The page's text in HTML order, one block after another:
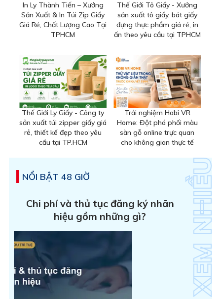
In Ly Thành Tiến – Xưởng
Sản Xuất & In Túi Zip Giấy
Giá Rẻ, Chất Lượng Cao Tại
TPHCM
Thế Giới Tô Giấy - Xưởng
sản xuất tô giấy, bát giấy
đựng thực phẩm giá rẻ, in
ấn theo yêu cầu tại TPHCM
Thế Giới Ly Giấy - Công ty
sản xuất túi zipper giấy giá
rẻ, thiết kế đẹp theo yêu
cầu tại TP.HCM
Trải nghiệm Hobi VR
Home: Đột phá phối màu
sàn gỗ online trực quan
cho không gian thực tế
NỔI BẬT 48 GIỜ
Chi phí và thủ tục đăng ký nhãn
hiệu gồm những gì?